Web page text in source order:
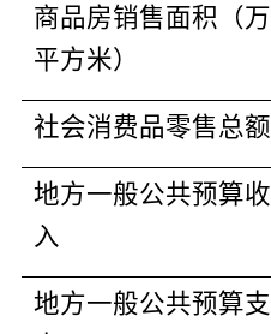
商品房销售面积（万
平方米）
社会消费品零售总额
地方一般公共预算收
入
地方一般公共预算支